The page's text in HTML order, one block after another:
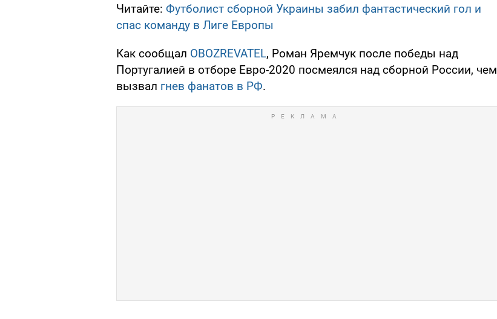
Читайте: Футболист сборной Украины забил фантастический гол и
спас команду в Лиге Европы
Как сообщал OBOZREVATEL, Роман Яремчук после победы над
Португалией в отборе Евро-2020 посмеялся над сборной России, чем
вызвал гнев фанатов в РФ.